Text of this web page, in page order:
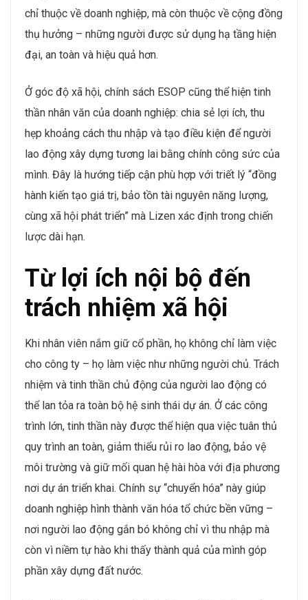
chỉ thuộc về doanh nghiệp, mà còn thuộc về cộng đồng
thụ hưởng – những người được sử dụng hạ tầng hiện
đại, an toàn và hiệu quả hơn.
Ở góc độ xã hội, chính sách ESOP cũng thể hiện tinh
thần nhân văn của doanh nghiệp: chia sẻ lợi ích, thu
hẹp khoảng cách thu nhập và tạo điều kiện để người
lao động xây dựng tương lai bằng chính công sức của
mình. Đây là hướng tiếp cận phù hợp với triết lý “đồng
hành kiến tạo giá trị, bảo tồn tài nguyên năng lượng,
cùng xã hội phát triển” mà Lizen xác định trong chiến
lược dài hạn.
Từ lợi ích nội bộ đến
trách nhiệm xã hội
Khi nhân viên nắm giữ cổ phần, họ không chỉ làm việc
cho công ty – họ làm việc như những người chủ. Trách
nhiệm và tinh thần chủ động của người lao động có
thể lan tỏa ra toàn bộ hệ sinh thái dự án. Ở các công
trình lớn, tinh thần này được thể hiện qua việc tuân thủ
quy trình an toàn, giảm thiểu rủi ro lao động, bảo vệ
môi trường và giữ mối quan hệ hài hòa với địa phương
nơi dự án triển khai. Chính sự “chuyển hóa” này giúp
doanh nghiệp hình thành văn hóa tổ chức bền vững –
nơi người lao động gắn bó không chỉ vì thu nhập mà
còn vì niềm tự hào khi thấy thành quả của mình góp
phần xây dựng đất nước.